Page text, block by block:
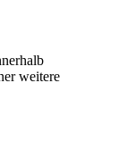
weitere